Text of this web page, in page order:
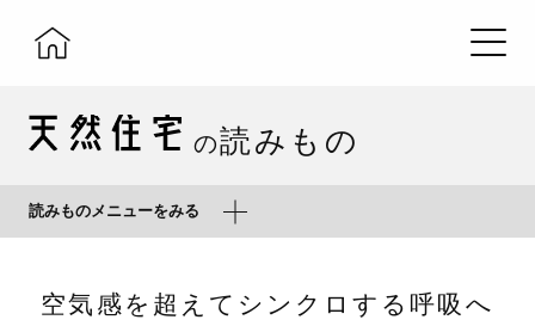
の読みもの
読みものメニューをみる
空気感を超えてシンクロする呼吸へ